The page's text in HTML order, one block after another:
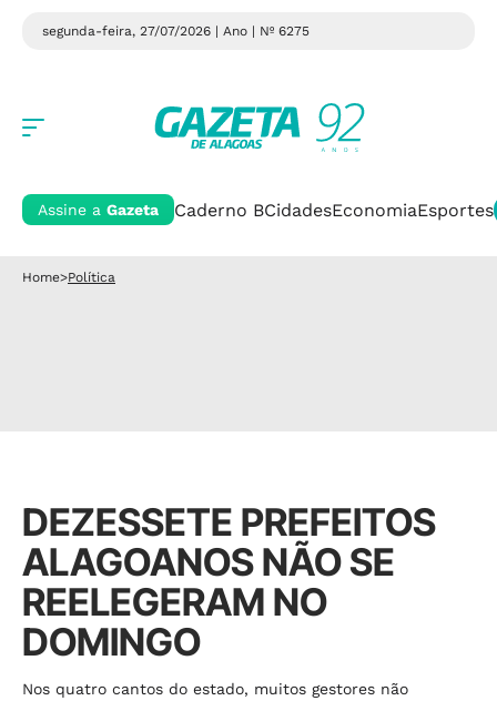
segunda-feira, 27/07/2026 | Ano | Nº 6275
Assine a Gazeta Caderno BCidadesEconomiaEsportes
Home>Política
DEZESSETE PREFEITOS
ALAGOANOS NÃO SE
REELEGERAM NO
DOMINGO
Nos quatro cantos do estado, muitos gestores não